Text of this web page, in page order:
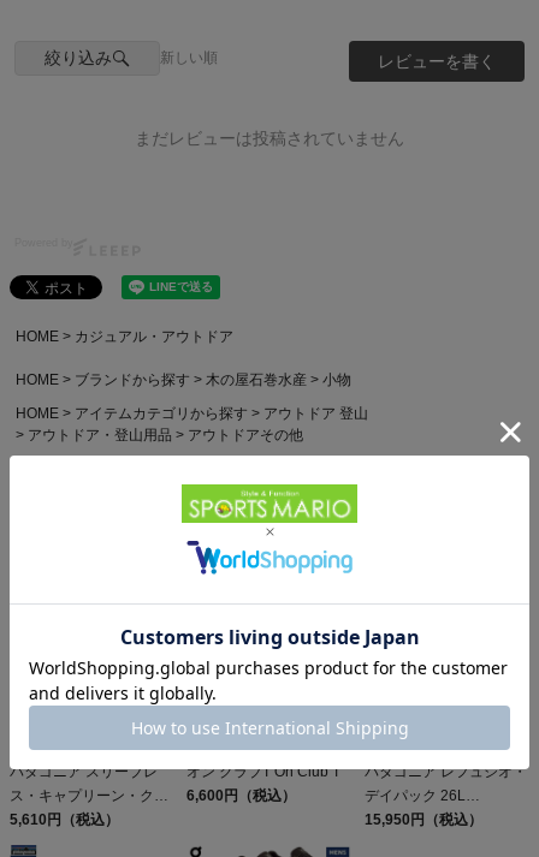
絞り込み 新しい順 レビューを書く
まだレビューは投稿されていません
HOME カジュアル・アウトドア
HOME ブランドから探す 木の屋石巻水産
小物
HOME
アイテムカテゴリから探す
アウトドア 登山
アウトドア・登山用品
アウトドアその他
利用シーンから探す 生活雑貨 その他生活雑貨
他のお客様はこちらの商品も見ています
パタゴニア スリーブレ
ス・キャプリーン・クー
ル・デイリー・シャツ
Patagonia Sleeveless
5,610円（税込）
オン クラブT On Club T
6,600円（税込）
パタゴニア レフュジオ・
デイパック 26L
PATAGONIA REFUGIO
15,950円（税込）